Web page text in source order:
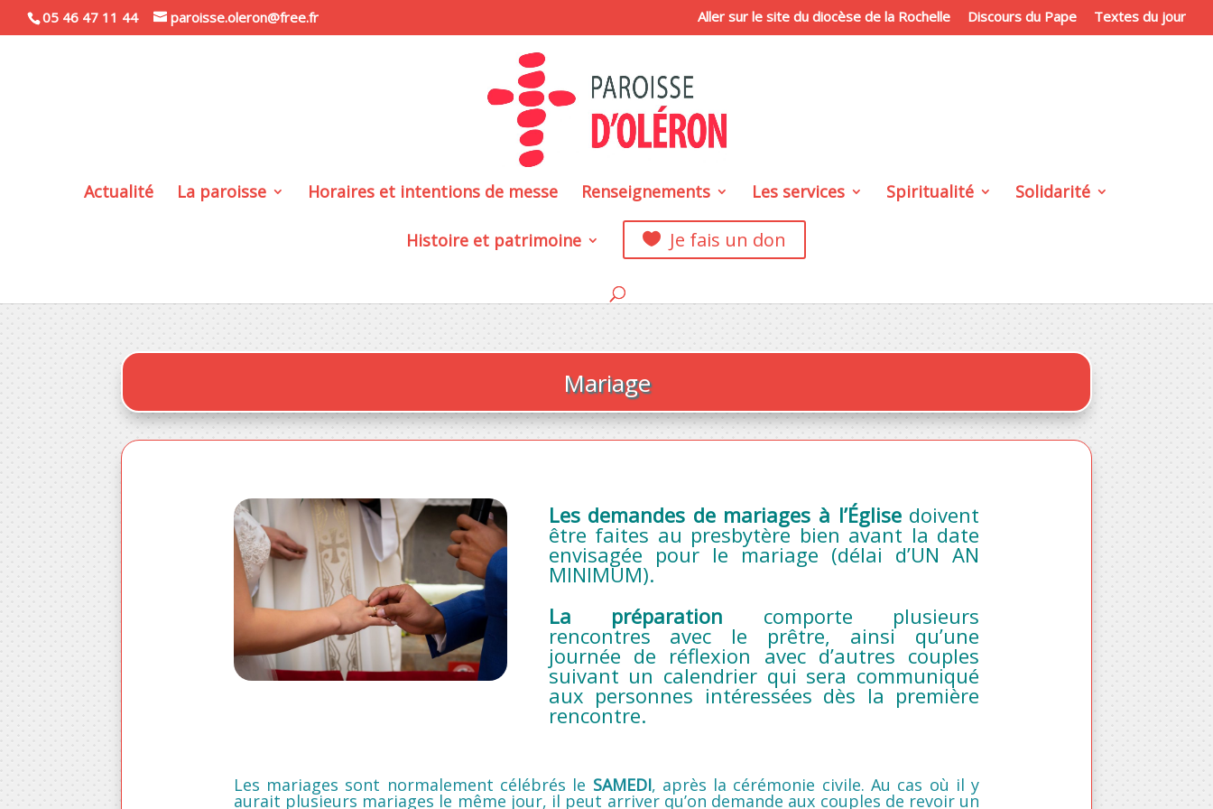
05 46 47 11 44 paroisse.oleron@free.fr Aller sur le site du diocèse de la Rochelle Discours du Pape Textes du jour
Actualité La paroisse Horaires et intentions de messe Renseignements Les services Spiritualité Solidarité
Histoire et patrimoine  Je fais un don
Mariage
Les demandes de mariages à l’Églisedoivent
être faites au presbytère bien avant la date
envisagée pour le mariage (délai d’UN AN
MINIMUM).
La préparation comporte plusieurs
rencontres avec le prêtre, ainsi qu’une
journée de réflexion avec d’autres couples
suivant un calendrier qui sera communiqué
aux personnes intéressées dès la première
rencontre.
Les mariages sont normalement célébrés le SAMEDI, après la cérémonie civile. Au cas où il y
aurait plusieurs mariages le même jour, il peut arriver qu’on demande aux couples de revoir un